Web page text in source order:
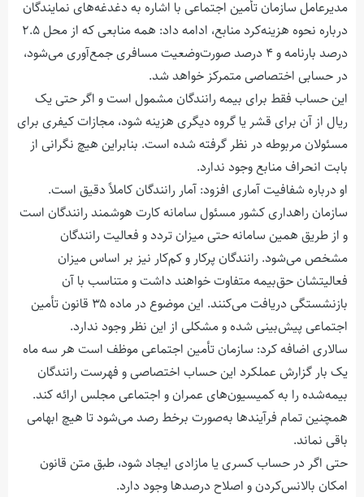
مدیرعامل سازمان تأمین اجتماعی با اشاره به دغدغه‌های نمایندگان
درباره نحوه هزینه‌کرد منابع، ادامه داد: همه منابعی که از محل ۲.۵
درصد بارنامه و ۴ درصد صورت‌وضعیت مسافری جمع‌آوری می‌شود،
در حسابی اختصاصی متمرکز خواهد شد.
این حساب فقط برای بیمه رانندگان مشمول است و اگر حتی یک
ریال از آن برای قشر یا گروه دیگری هزینه شود، مجازات کیفری برای
مسئولان مربوطه در نظر گرفته شده است. بنابراین هیچ نگرانی از
بابت انحراف منابع وجود ندارد.
او درباره شفافیت آماری افزود: آمار رانندگان کاملاً دقیق است.
سازمان راهداری کشور مسئول سامانه کارت هوشمند رانندگان است
و از طریق همین سامانه حتی میزان تردد و فعالیت رانندگان
مشخص می‌شود. رانندگان پرکار و کم‌کار نیز بر اساس میزان
فعالیتشان حق‌بیمه متفاوت خواهند داشت و متناسب با آن
بازنشستگی دریافت می‌کنند. این موضوع در ماده ۳۵ قانون تأمین
اجتماعی پیش‌بینی شده و مشکلی از این نظر وجود ندارد.
سالاری اضافه کرد: سازمان تأمین اجتماعی موظف است هر سه ماه
یک بار گزارش عملکرد این حساب اختصاصی و فهرست رانندگان
بیمه‌شده را به کمیسیون‌های عمران و اجتماعی مجلس ارائه کند.
همچنین تمام فرآیندها به‌صورت برخط رصد می‌شود تا هیچ ابهامی
باقی نماند.
حتی اگر در حساب کسری یا مازادی ایجاد شود، طبق متن قانون
امکان بالانس‌کردن و اصلاح درصدها وجود دارد.